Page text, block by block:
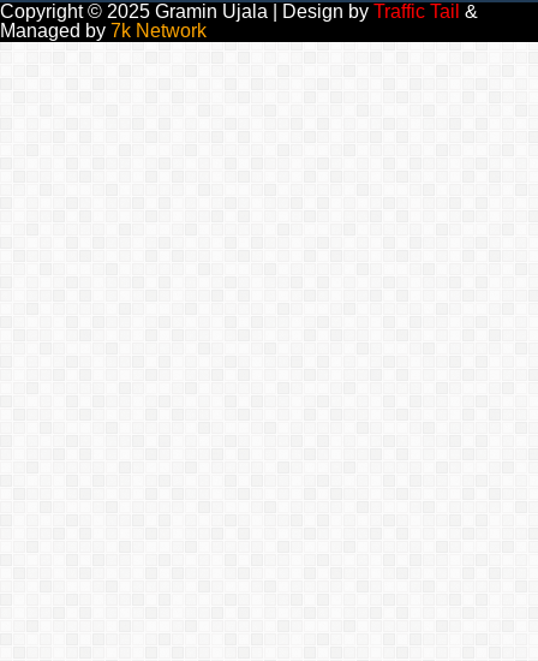
Copyright © 2025 Gramin Ujala | Design by Traffic Tail &
Managed by 7k Network